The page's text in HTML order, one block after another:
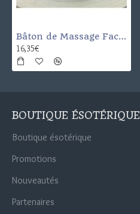
Bâton de Massage Facetté en Jaspe Rouge
16,35€
BOUTIQUE ÉSOTÉRIQUE
Boutique ésotérique
Promotions
Nouveautés
Partenaires